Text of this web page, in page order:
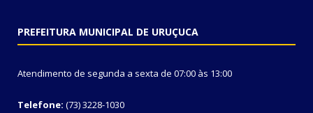
PREFEITURA MUNICIPAL DE URUÇUCA
Atendimento de segunda a sexta de 07:00 às 13:00
Telefone: (73) 3228-1030